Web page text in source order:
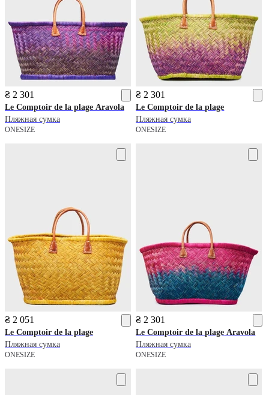
₴ 2 301
Le Comptoir de la plage Aravola
Пляжная сумка
ONESIZE
₴ 2 301
Le Comptoir de la plage
Пляжная сумка
ONESIZE
₴ 2 051
Le Comptoir de la plage
Пляжная сумка
ONESIZE
₴ 2 301
Le Comptoir de la plage Aravola
Пляжная сумка
ONESIZE